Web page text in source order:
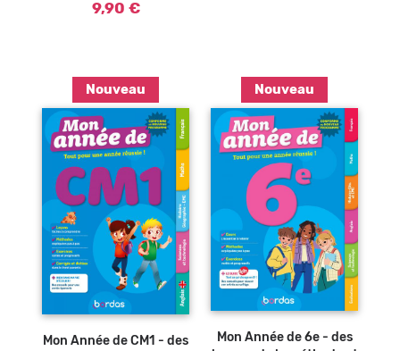
9,90 €
Nouveau
Ajouter au
Mon Année de CM1 - des
Nouveau
Ajouter au
Mon Année de 6e - des